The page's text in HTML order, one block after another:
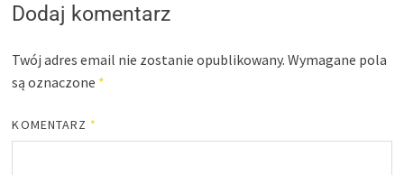
Dodaj komentarz
Twój adres email nie zostanie opublikowany. Wymagane pola
są oznaczone *
KOMENTARZ *